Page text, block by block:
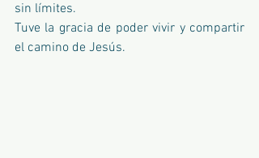
sin límites.
Tuve la gracia de poder vivir y compartir
el camino de Jesús.